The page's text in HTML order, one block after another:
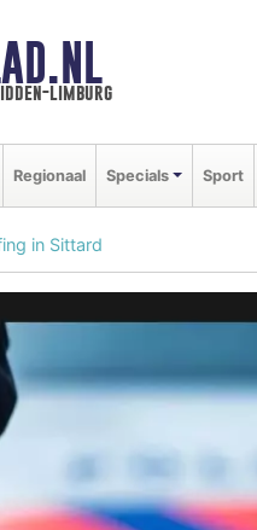
limburg
Regionaal Specials Sport
in Sittard